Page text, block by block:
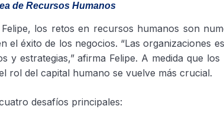
de Recursos Humanos
los retos en recursos humanos son
el éxito de los negocios. “Las organizaciones
y estrategias,” afirma Felipe. A medida que
rol del capital humano se vuelve más crucial.
desafíos principales: